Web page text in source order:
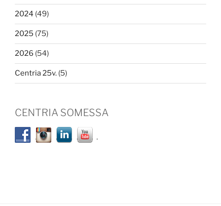
2024 (49)
2025 (75)
2026 (54)
Centria 25v. (5)
CENTRIA SOMESSA